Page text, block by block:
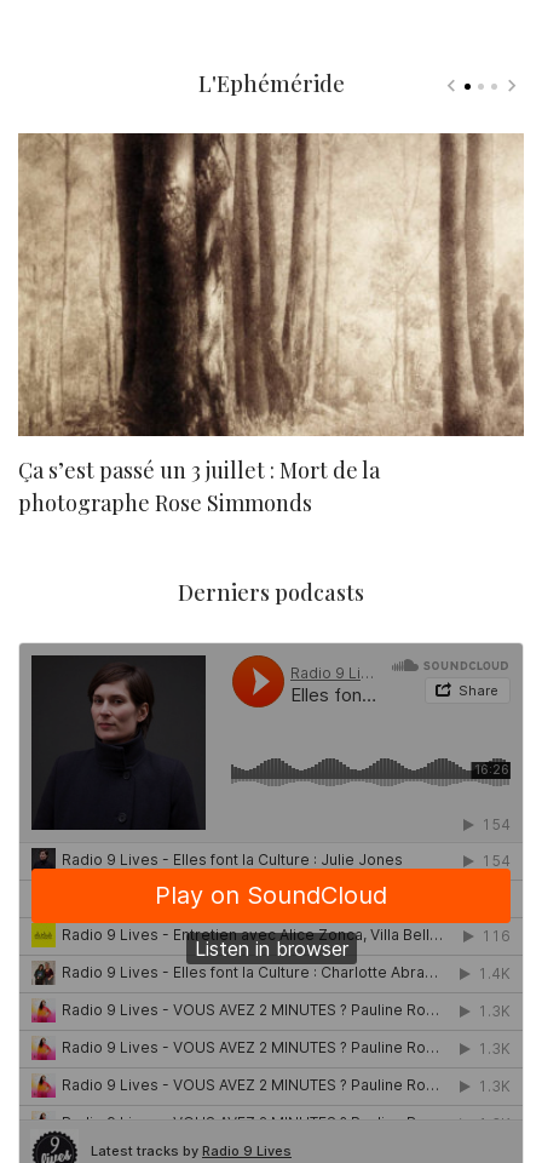
L'Ephéméride
Ça s’est passé un 3 juillet : Mort de la
photographe Rose Simmonds
Derniers podcasts